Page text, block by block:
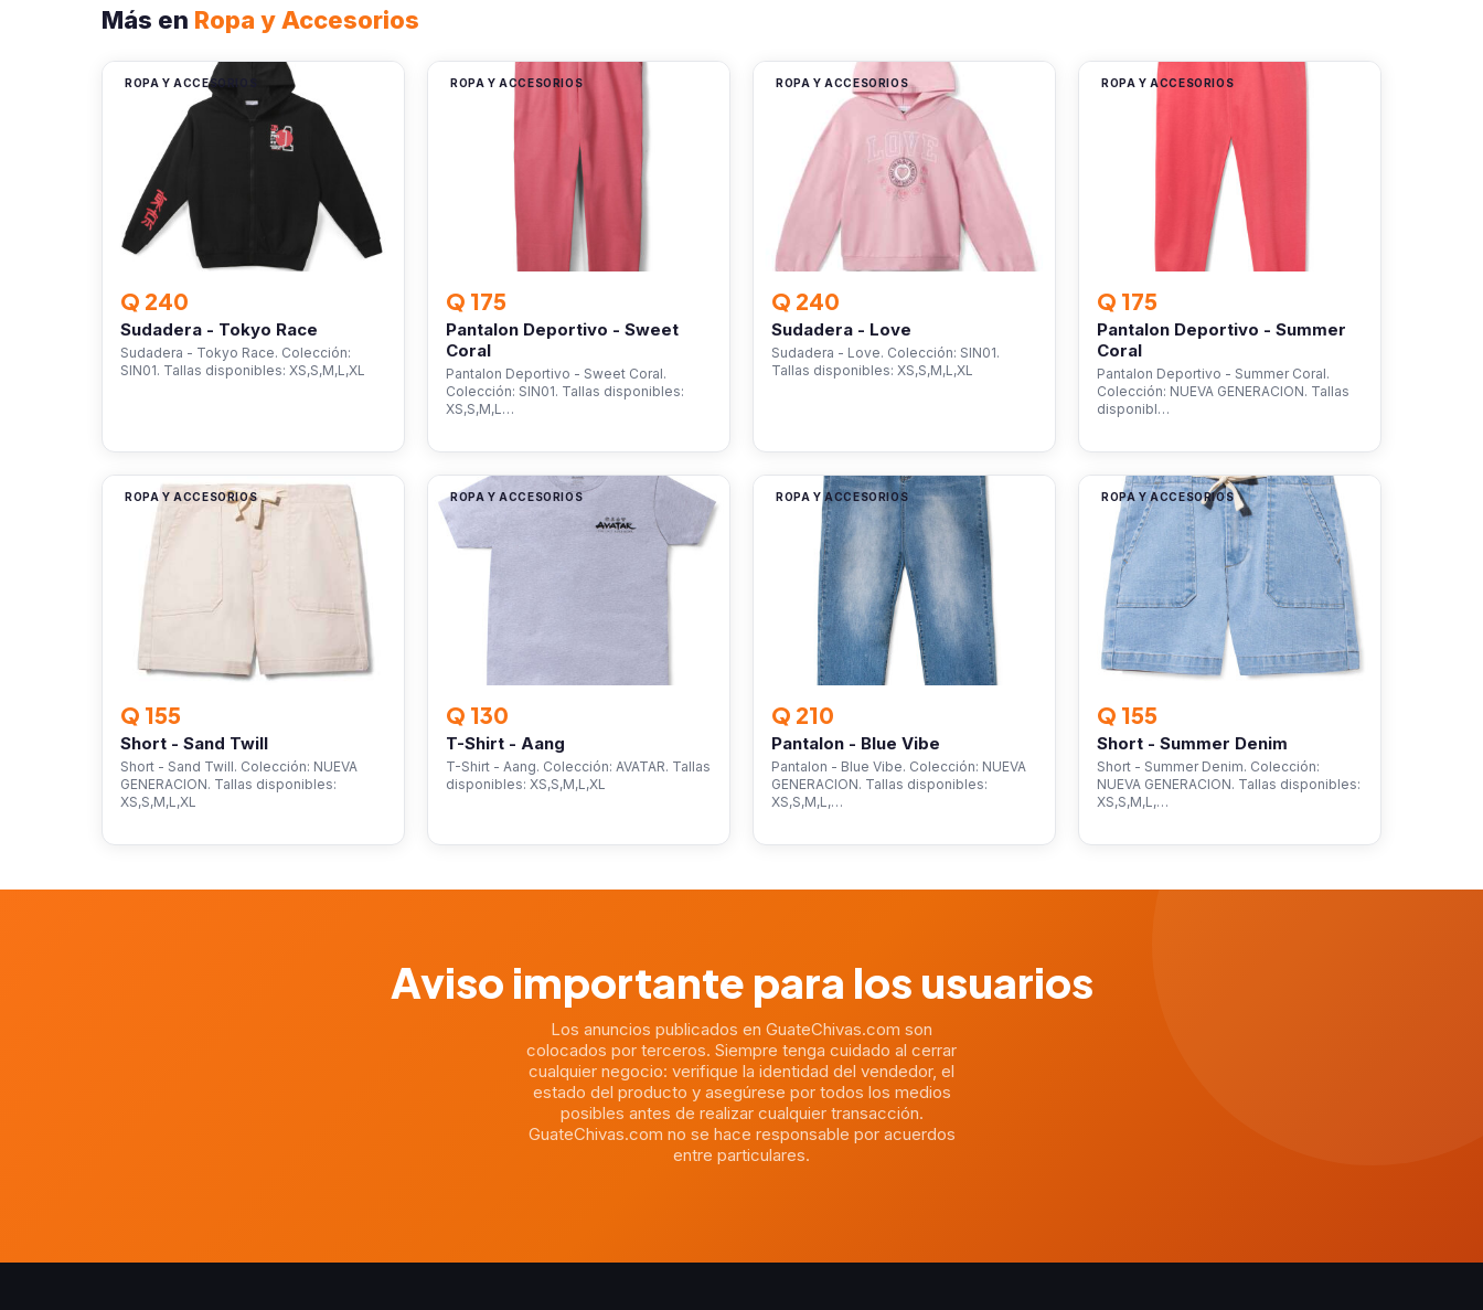
Más en Ropa y Accesorios
ROPA Y ACCESORIOS
Q 240
Sudadera - Tokyo Race
Sudadera - Tokyo Race. Colección:
SIN01. Tallas disponibles: XS,S,M,L,XL
ROPA Y ACCESORIOS
Q 175
Pantalon Deportivo - Sweet
Coral
Pantalon Deportivo - Sweet Coral.
Colección: SIN01. Tallas disponibles:
XS,S,M,L…
ROPA Y ACCESORIOS
Q 240
Sudadera - Love
Sudadera - Love. Colección: SIN01.
Tallas disponibles: XS,S,M,L,XL
ROPA Y ACCESORIOS
Q 175
Pantalon Deportivo - Summer
Coral
Pantalon Deportivo - Summer Coral.
Colección: NUEVA GENERACION. Tallas
disponibl…
ROPA Y ACCESORIOS
Q 155
Short - Sand Twill
Short - Sand Twill. Colección: NUEVA
GENERACION. Tallas disponibles:
XS,S,M,L,XL
ROPA Y ACCESORIOS
Q 130
T-Shirt - Aang
T-Shirt - Aang. Colección: AVATAR. Tallas
disponibles: XS,S,M,L,XL
ROPA Y ACCESORIOS
Q 210
Pantalon - Blue Vibe
Pantalon - Blue Vibe. Colección: NUEVA
GENERACION. Tallas disponibles:
XS,S,M,L,…
ROPA Y ACCESORIOS
Q 155
Short - Summer Denim
Short - Summer Denim. Colección:
NUEVA GENERACION. Tallas disponibles:
XS,S,M,L,…
Aviso importante para los usuarios
Los anuncios publicados en GuateChivas.com son
colocados por terceros. Siempre tenga cuidado al cerrar
cualquier negocio: verifique la identidad del vendedor, el
estado del producto y asegúrese por todos los medios
posibles antes de realizar cualquier transacción.
GuateChivas.com no se hace responsable por acuerdos
entre particulares.